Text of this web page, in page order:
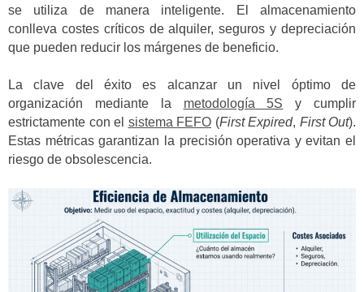
se utiliza de manera inteligente. El almacenamiento
conlleva costes críticos de alquiler, seguros y depreciación
que pueden reducir los márgenes de beneficio.
La clave del éxito es alcanzar un nivel óptimo de
organización mediante la metodología 5S y cumplir
estrictamente con el sistema FEFO (First Expired, First Out).
Estas métricas garantizan la precisión operativa y evitan el
riesgo de obsolescencia.